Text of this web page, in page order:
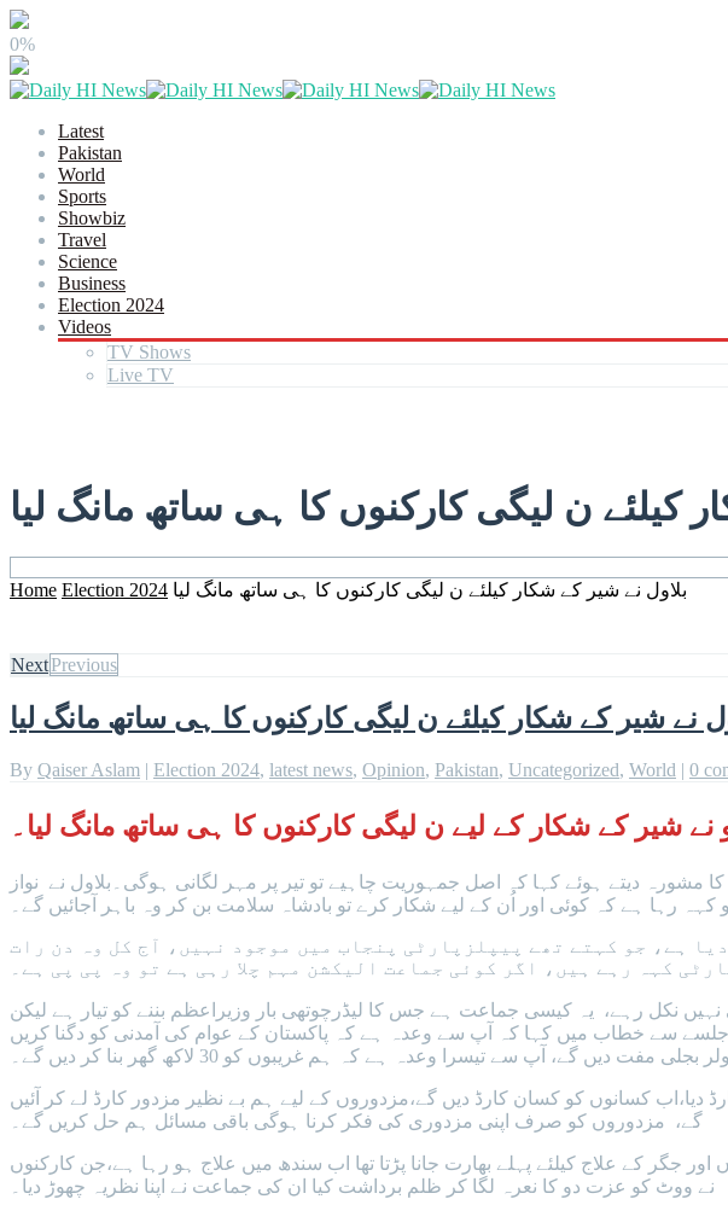
0%
Latest
Pakistan
World
Sports
Showbiz
Travel
Science
Business
Election 2024
Videos
TV Shows
Live TV
کیلئے ن لیگی کارکنوں کا ہی ساتھ مانگ لیا
Home Election 2024 بلاول نے شیر کے شکار کیلئے ن لیگی کارکنوں کا ہی ساتھ مانگ لیا
NextPrevious
نے شیر کے شکار کیلئے ن لیگی کارکنوں کا ہی ساتھ مانگ لیا
By Qaiser Aslam | Election 2024, latest news, Opinion, Pakistan, Uncategorized, World | 0
نے شیر کے شکار کے لیے ن لیگی کارکنوں کا ہی ساتھ مانگ لیا۔
دیتے ہوئے کہا کہ اصل جمہوریت چاہیے تو تیر پر مہر لگانی ہوگی۔بلاول نے نواز
رہا ہے کہ کوئی اور اُن کے لیے شکار کرے تو بادشاہ سلامت بن کر وہ باہر آجائیں گے۔
ہے، جو کہتے تھے پیپلزپارٹی پنجاب میں موجود نہیں، آج کل وہ دن رات
کہہ رہے ہیں، اگر کوئی جماعت الیکشن مہم چلا رہی ہے تو وہ پی پی ہے۔
نکل رہے، یہ کیسی جماعت ہے جس کا لیڈرچوتھی بار وزیراعظم بننے کو تیار ہے لیکن
جلسے سے خطاب میں کہا کہ آپ سے وعدہ ہے کہ پاکستان کے عوام کی آمدنی کو دگنا کریں
دیا،اب کسانوں کو کسان کارڈ دیں گے،مزدوروں کے لیے ہم بے نظیر مزدور کارڈ لے کر آئیں
گے، مزدوروں کو صرف اپنی مزدوری کی فکر کرنا ہوگی باقی مسائل ہم حل کریں گے۔
جگر کے علاج کیلئے پہلے بھارت جانا پڑتا تھا اب سندھ میں علاج ہو رہا ہے،جن کارکنوں
نے ووٹ کو عزت دو کا نعرہ لگا کر ظلم برداشت کیا ان کی جماعت نے اپنا نظریہ چھوڑ دیا۔